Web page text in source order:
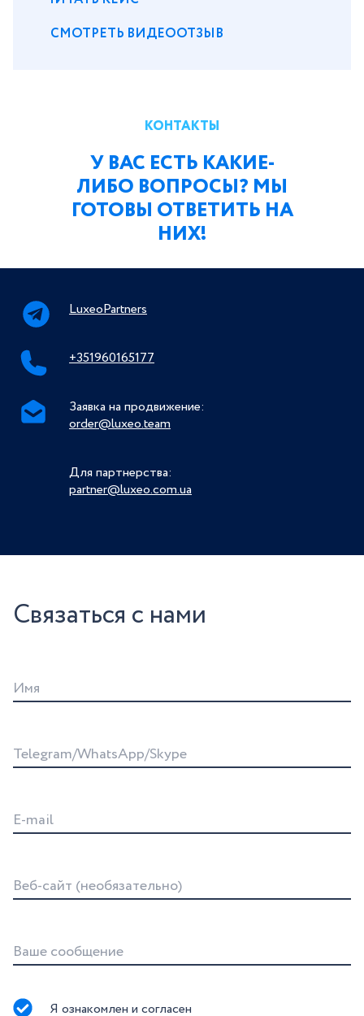
СМОТРЕТЬ ВИДЕООТЗЫВ
КОНТАКТЫ
У ВАС ЕСТЬ КАКИЕ-
ЛИБО ВОПРОСЫ? МЫ
ГОТОВЫ ОТВЕТИТЬ НА
НИХ!
LuxeoPartners
+351960165177
Заявка на продвижение:
order@luxeo.team
Для партнерства:
partner@luxeo.com.ua
Связаться с нами
Имя
Telegram/WhatsApp/Skype
E-mail
Веб-сайт (необязательно)
Ваше сообщение
Я ознакомлен и согласен